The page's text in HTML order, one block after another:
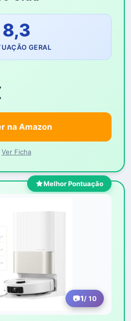
8,3
GERAL
na Amazon
Ver Ficha
Melhor Pontuação
1/ 10